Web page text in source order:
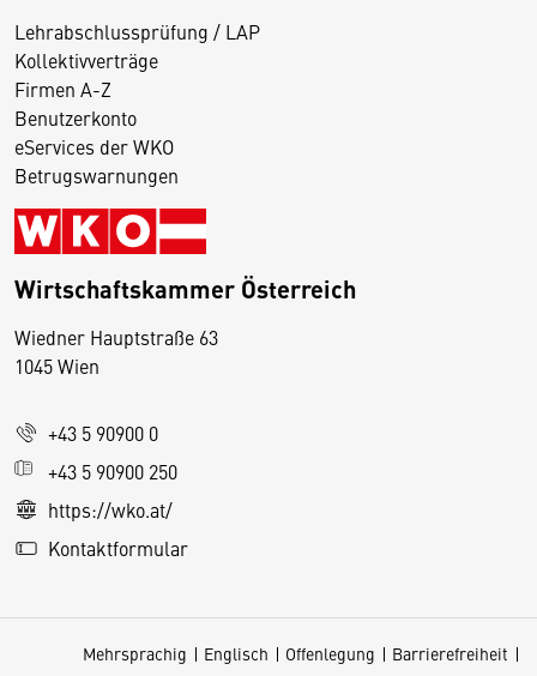
Lehrabschlussprüfung / LAP
Kollektivverträge
Firmen A-Z
Benutzerkonto
eServices der WKO
Betrugswarnungen
Wirtschaftskammer Österreich
Wiedner Hauptstraße 63
1045 Wien
+43 5 90900 0
+43 5 90900 250
https://wko.at/
Kontaktformular
Mehrsprachig Englisch Offenlegung
Barrierefreiheit
D
s
e
S
e